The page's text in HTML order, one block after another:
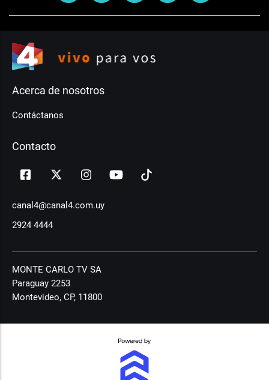
Acerca de nosotros
Contáctanos
Contacto
canal4@canal4.com.uy
2924 4444
MONTE CARLO TV SA
Paraguay 2253
Montevideo, CP, 11800